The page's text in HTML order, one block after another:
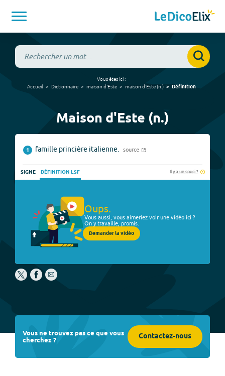
Vous êtes ici :
Accueil
Dictionnaire maison d'Este maison d'Este(n. ) Définition
Maison d'Este (n.)
1 famille princière italienne. source
SIGNE DÉFINITION LSF Il y a un souci ?
Oups.
Vous aussi, vous aimeriez voir une vidéo ici ?
On y travaille, promis.
Demander la vidéo
Vous ne trouvez pas ce que vous
cherchez ? Contactez-nous